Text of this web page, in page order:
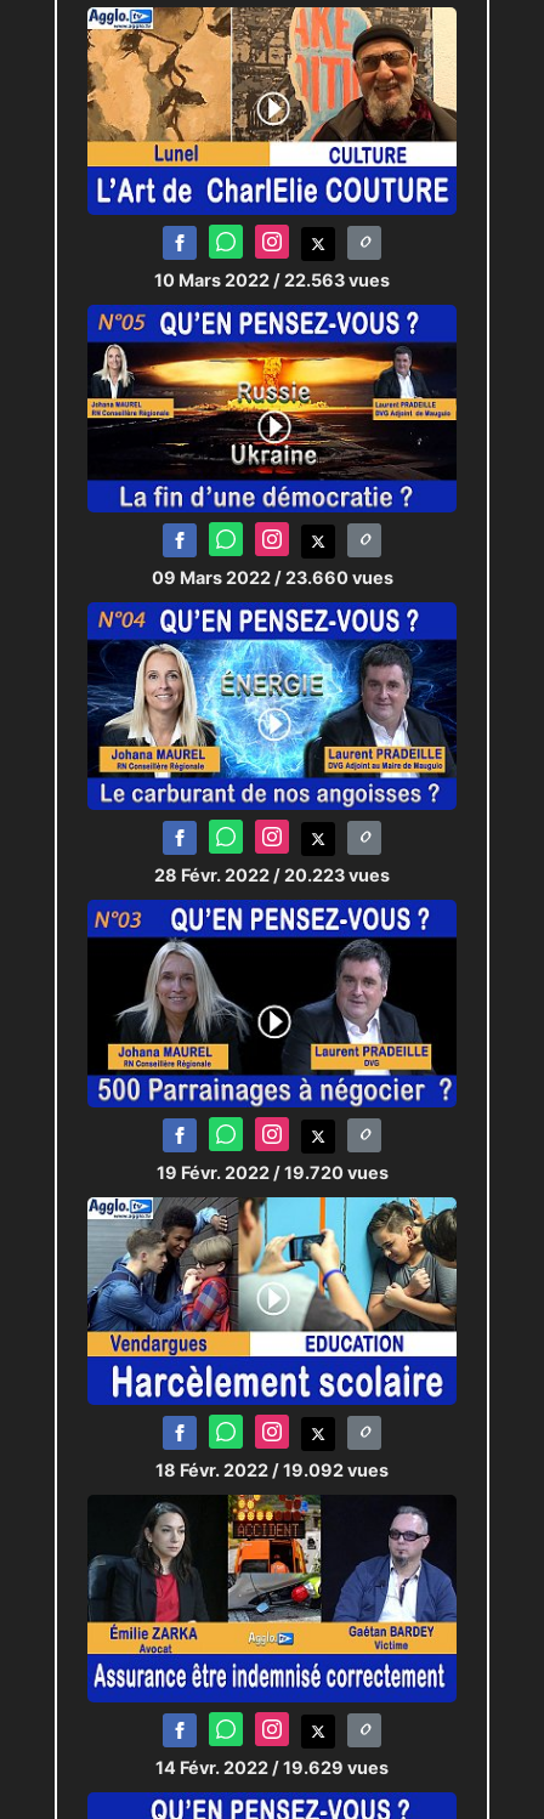
personnages, elle a séduit
petits et grands. A l’initiative
de cet évènement, une
citoyenne de Saint-Just,
Stéphanie Wucher, maman
dynamique qui manifestement
a eu une très bonne idée.
ClaudiaetAntoine
Montage :ClaudiaetPJL
10 Mars 2022 / 22.563 vues
09 Mars 2022 / 23.660 vues
28 Févr. 2022 / 20.223 vues
19 Févr. 2022 / 19.720 vues
18 Févr. 2022 / 19.092 vues
14 Févr. 2022 / 19.629 vues